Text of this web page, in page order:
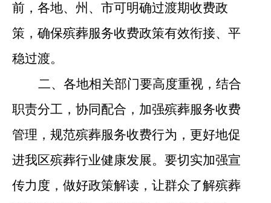
前，各地、 州、市可明确过渡期收费政
策，确保殡葬服务收费政策有效衔接、平
稳过渡。
二、 各地相关部门要高度重视，结合
职责分工， 协同配合，加强殡葬服务收费
管理，规范殡葬服务收费行为，更好地促
进我区殡葬行业健康发展。 要切实加强宣
传力度，做好政策解读，让群众了解殡葬